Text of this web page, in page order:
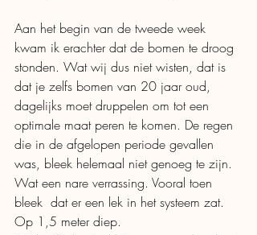
Aan het begin van de tweede week
kwam ik erachter dat de bomen te droog
stonden. Wat wij dus niet wisten, dat is
dat je zelfs bomen van 20 jaar oud,
dagelijks moet druppelen om tot een
optimale maat peren te komen. De regen
die in de afgelopen periode gevallen
was, bleek helemaal niet genoeg te zijn.
Wat een nare verrassing. Vooral toen
bleek  dat er een lek in het systeem zat.
Op 1,5 meter diep.